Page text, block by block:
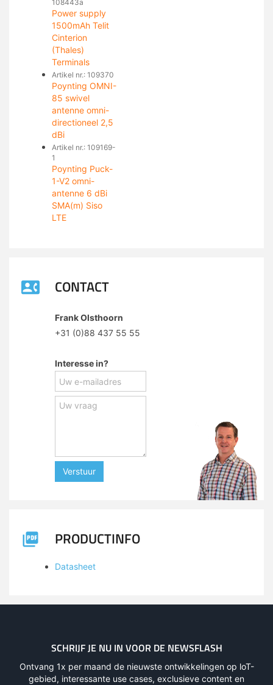
108443a
Power supply
1500mAh Telit
Cinterion
(Thales)
Terminals
Artikel nr.: 109370
Poynting OMNI-
85 swivel
antenne omni-
directioneel 2,5
dBi
Artikel nr.: 109169-
1
Poynting Puck-
1-V2 omni-
antenne 6 dBi
SMA(m) Siso
LTE
CONTACT
Frank Olsthoorn
+31 (0)88 437 55 55
Interesse in?
Verstuur
PRODUCTINFO
Datasheet
SCHRIJF JE NU IN VOOR DE NEWSFLASH
Ontvang 1x per maand de nieuwste ontwikkelingen op loT-
gebied, interessante use cases, exclusieve content en